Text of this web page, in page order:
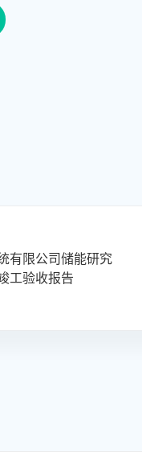
有限公司储能研究
工验收报告